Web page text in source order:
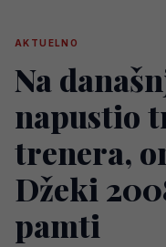
AKTUELNO
Na
napustio
trenera,
Džeki
pamti